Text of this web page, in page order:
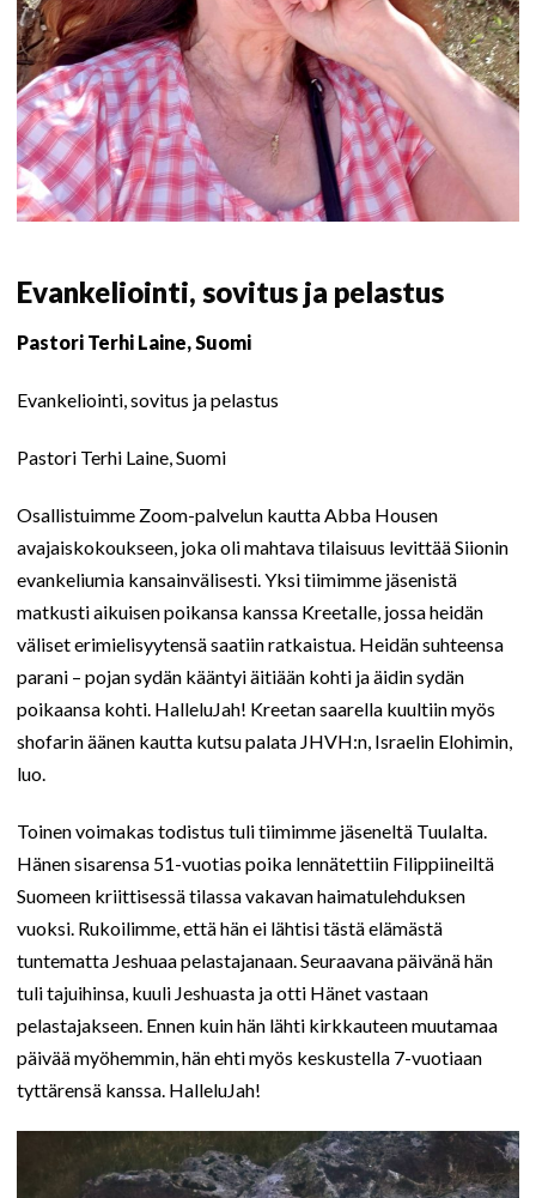
Evankeliointi, sovitus ja pelastus
Pastori Terhi Laine, Suomi
Evankeliointi, sovitus ja pelastus
Pastori Terhi Laine, Suomi
Osallistuimme Zoom-palvelun kautta Abba Housen
avajaiskokoukseen, joka oli mahtava tilaisuus levittää Siionin
evankeliumia kansainvälisesti. Yksi tiimimme jäsenistä
matkusti aikuisen poikansa kanssa Kreetalle, jossa heidän
väliset erimielisyytensä saatiin ratkaistua. Heidän suhteensa
parani – pojan sydän kääntyi äitiään kohti ja äidin sydän
poikaansa kohti. HalleluJah! Kreetan saarella kuultiin myös
shofarin äänen kautta kutsu palata JHVH:n, Israelin Elohimin,
luo.
Toinen voimakas todistus tuli tiimimme jäseneltä Tuulalta.
Hänen sisarensa 51-vuotias poika lennätettiin Filippiineiltä
Suomeen kriittisessä tilassa vakavan haimatulehduksen
vuoksi. Rukoilimme, että hän ei lähtisi tästä elämästä
tuntematta Jeshuaa pelastajanaan. Seuraavana päivänä hän
tuli tajuihinsa, kuuli Jeshuasta ja otti Hänet vastaan
pelastajakseen. Ennen kuin hän lähti kirkkauteen muutamaa
päivää myöhemmin, hän ehti myös keskustella 7-vuotiaan
tyttärensä kanssa. HalleluJah!